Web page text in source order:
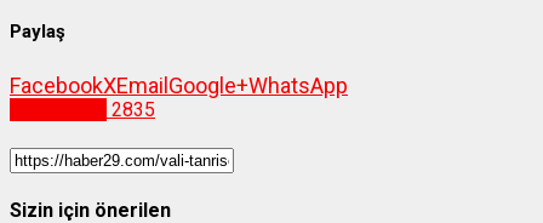
Paylaş
FacebookXEmail Google+WhatsApp
2835
Sizin için önerilen